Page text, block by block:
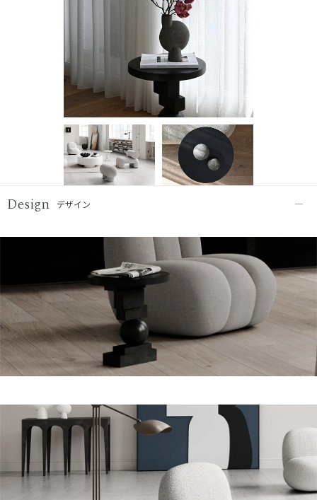
Design デザイン